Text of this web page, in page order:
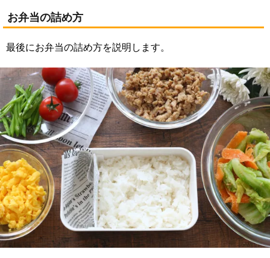
お弁当の詰め方
最後にお弁当の詰め方を説明します。